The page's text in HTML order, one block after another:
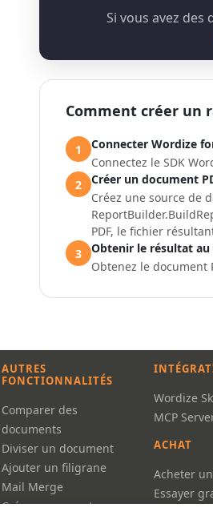
Si vous avez
Comment créer un
1
Connecter Wordize
Connectez le SDK
2
Créer un document
Créez une source de
PDF, le fichier
3
Obtenir le résultat au
Obtenez le document
AUTRES
FONCTIONNALITÉS
Comparer des
documents
Diviser un document
Ajouter un filigrane
Mail Merge
Créer un rapport avec
Wordize
MCP
ACHAT
Acheter
Essayer